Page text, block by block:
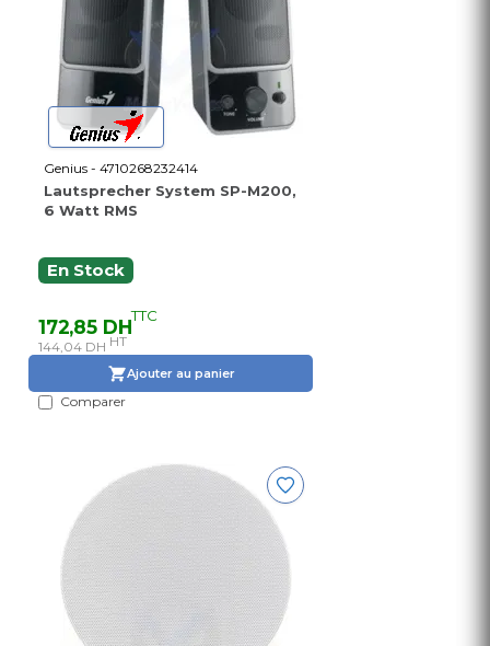
Genius - 4710268232414
Lautsprecher System SP-M200,
6 Watt RMS
En Stock
172,85 DHTTC
144,04 DH HT
Ajouter au panier
Comparer